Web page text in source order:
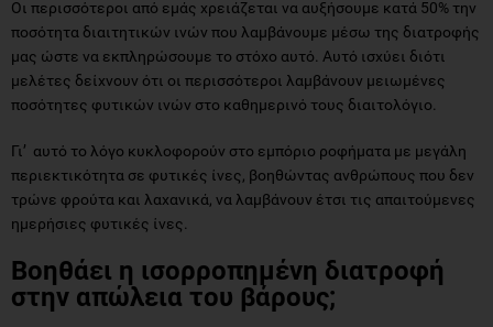
Οι περισσότεροι από εμάς χρειάζεται να αυξήσουμε κατά 50% την
ποσότητα διαιτητικών ινών που λαμβάνουμε μέσω της διατροφής
μας ώστε να εκπληρώσουμε το στόχο αυτό. Αυτό ισχύει διότι
μελέτες δείχνουν ότι οι περισσότεροι λαμβάνουν μειωμένες
ποσότητες φυτικών ινών στο καθημερινό τους διαιτολόγιο.
Γι’ αυτό το λόγο κυκλοφορούν στο εμπόριο ροφήματα με μεγάλη
περιεκτικότητα σε φυτικές ίνες, βοηθώντας ανθρώπους που δεν
τρώνε φρούτα και λαχανικά, να λαμβάνουν έτσι τις απαιτούμενες
ημερήσιες φυτικές ίνες.
Βοηθάει η ισορροπημένη διατροφή
στην απώλεια του βάρους;